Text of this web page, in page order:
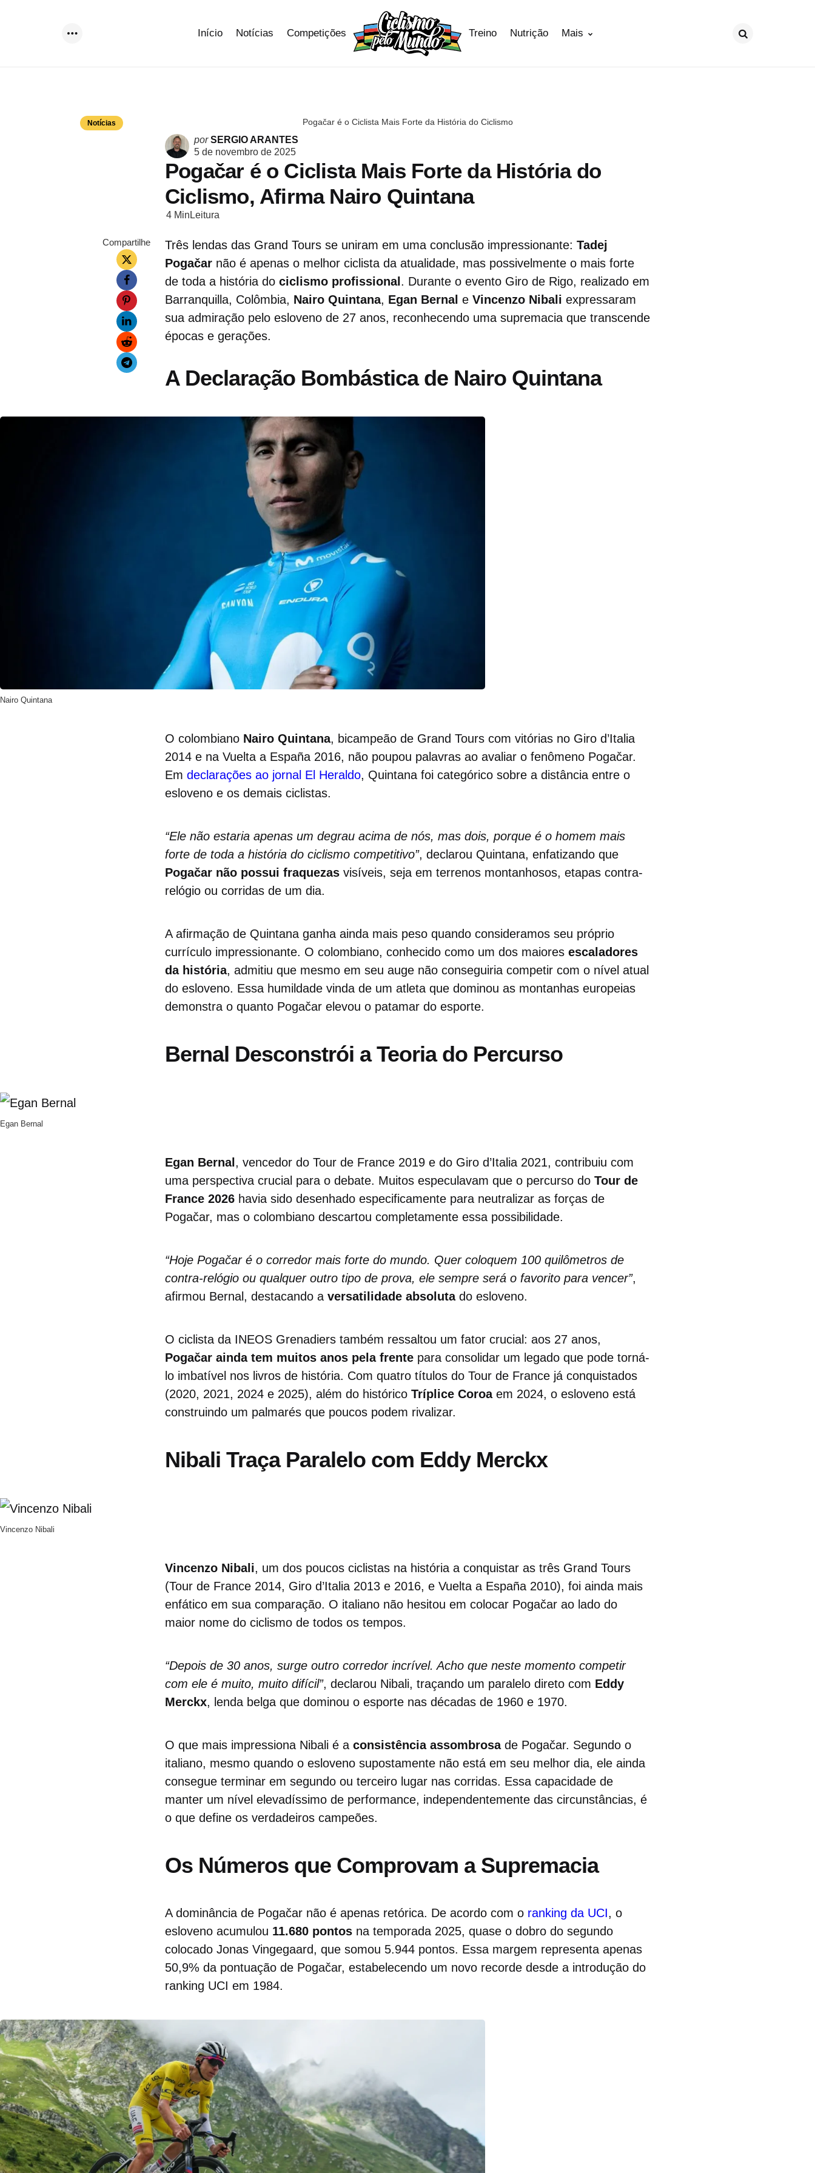
Início Notícias Competições Treino Nutrição Mais
Notícias Pogačar é o Ciclista Mais Forte da História do Ciclismo
Postado
por
porSERGIO ARANTES
5 de novembro de 2025
Pogačar é o Ciclista Mais Forte da História do
Ciclismo, Afirma Nairo Quintana
4 Min Leitura
Compartilhe Três lendas das Grand Tours se uniram em uma conclusão impressionante: Tadej
Pogačar não é apenas o melhor ciclista da atualidade, mas possivelmente o mais forte
de toda a história do ciclismo profissional . Durante o evento Giro de Rigo, realizado em
Barranquilla, Colômbia, Nairo Quintana, Egan Bernal e Vincenzo Nibali expressaram
sua admiração pelo esloveno de 27 anos, reconhecendo uma supremacia que transcende
épocas e gerações.
A Declaração Bombástica de Nairo Quintana
Nairo Quintana
O colombiano Nairo Quintana, bicampeão de Grand Tours com vitórias no Giro d’Italia
2014 e na Vuelta a España 2016, não poupou palavras ao avaliar o fenômeno Pogačar.
Em declarações ao jornal El Heraldo, Quintana foi categórico sobre a distância entre o
esloveno e os demais ciclistas.
“Ele não estaria apenas um degrau acima de nós, mas dois, porque é o homem mais
forte de toda a história do ciclismo competitivo”, declarou Quintana, enfatizando que
Pogačar não possui fraquezas visíveis, seja em terrenos montanhosos, etapas contra-
relógio ou corridas de um dia.
A afirmação de Quintana ganha ainda mais peso quando consideramos seu próprio
currículo impressionante. O colombiano, conhecido como um dos maiores escaladores
da história, admitiu que mesmo em seu auge não conseguiria competir com o nível atual
do esloveno. Essa humildade vinda de um atleta que dominou as montanhas europeias
demonstra o quanto Pogačar elevou o patamar do esporte.
Bernal Desconstrói a Teoria do Percurso
Egan Bernal
Egan Bernal , vencedor do Tour de France 2019 e do Giro d’Italia 2021, contribuiu com
uma perspectiva crucial para o debate. Muitos especulavam que o percurso do Tour de
France 2026 havia sido desenhado especificamente para neutralizar as forças de
Pogačar, mas o colombiano descartou completamente essa possibilidade.
“Hoje Pogačar é o corredor mais forte do mundo. Quer coloquem 100 quilômetros de
contra-relógio ou qualquer outro tipo de prova, ele sempre será o favorito para vencer”,
afirmou Bernal, destacando a versatilidade absolutado esloveno.
O ciclista da INEOS Grenadiers também ressaltou um fator crucial: aos 27 anos,
Pogačar ainda tem muitos anos pela frente para consolidar um legado que pode torná-
lo imbatível nos livros de história. Com quatro títulos do Tour de France já conquistados
(2020, 2021, 2024 e 2025), além do histórico Tríplice Coroaem 2024, o esloveno está
construindo um palmarés que poucos podem rivalizar.
Nibali Traça Paralelo com Eddy Merckx
Vincenzo Nibali
Vincenzo Nibali, um dos poucos ciclistas na história a conquistar as três Grand Tours
(Tour de France 2014, Giro d’Italia 2013 e 2016, e Vuelta a España 2010), foi ainda mais
enfático em sua comparação. O italiano não hesitou em colocar Pogačar ao lado do
maior nome do ciclismo de todos os tempos.
“Depois de 30 anos, surge outro corredor incrível. Acho que neste momento competir
com ele é muito, muito difícil”, declarou Nibali, traçando um paralelo direto com Eddy
Merckx, lenda belga que dominou o esporte nas décadas de 1960 e 1970.
O que mais impressiona Nibali é a consistência assombrosade Pogačar. Segundo o
italiano, mesmo quando o esloveno supostamente não está em seu melhor dia, ele ainda
consegue terminar em segundo ou terceiro lugar nas corridas. Essa capacidade de
manter um nível elevadíssimo de performance, independentemente das circunstâncias, é
o que define os verdadeiros campeões.
Os Números que Comprovam a Supremacia
A dominância de Pogačar não é apenas retórica. De acordo com o ranking da UCI, o
esloveno acumulou 11.680 pontos na temporada 2025, quase o dobro do segundo
colocado Jonas Vingegaard, que somou 5.944 pontos. Essa margem representa apenas
50,9% da pontuação de Pogačar, estabelecendo um novo recorde desde a introdução do
ranking UCI em 1984.